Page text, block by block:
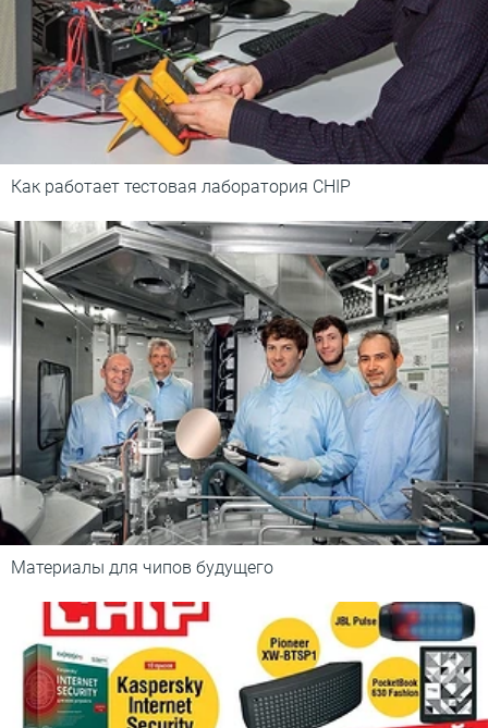
Как работает тестовая лаборатория CHIP
Материалы для чипов будущего